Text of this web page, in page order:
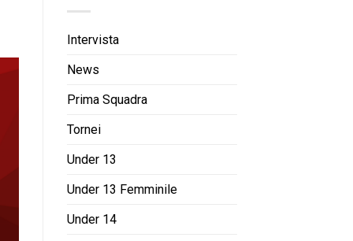
Intervista
News
Prima Squadra
Tornei
Under 13
Under 13 Femminile
Under 14